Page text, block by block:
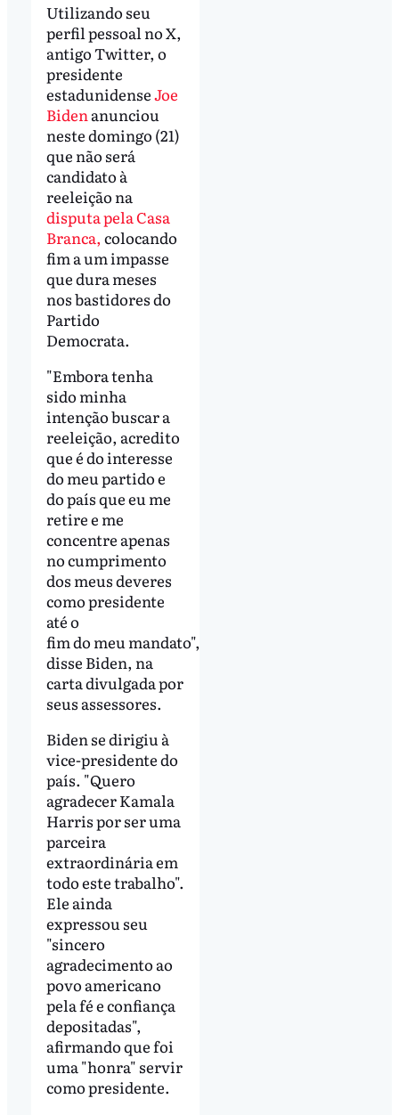
Utilizando seu
perfil pessoal no X,
antigo Twitter, o
presidente
estadunidenseJoe
Bidenanunciou
neste domingo (21)
que não será
candidato à
reeleição na
disputa pela Casa
Branca, colocando
fim a um impasse
que dura meses
nos bastidores do
Partido
Democrata.
"Embora tenha
sido minha
intenção buscar a
reeleição, acredito
que é do interesse
do meu partido e
do país que eu me
retire e me
concentre apenas
no cumprimento
dos meus deveres
como presidente
até o
fim do meu mandato",
disse Biden, na
carta divulgada por
seus assessores.
Biden se dirigiu à
vice-presidente do
país. "Quero
agradecer Kamala
Harris por ser uma
parceira
extraordinária em
todo este trabalho".
Ele ainda
expressou seu
"sincero
agradecimento ao
povo americano
pela fé e confiança
depositadas",
afirmando que foi
uma "honra" servir
como presidente.